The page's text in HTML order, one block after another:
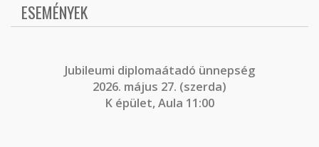
ESEMÉNYEK
Jubileumi diplomaátadó ünnepség
2026. május 27. (szerda)
K épület, Aula 11:00